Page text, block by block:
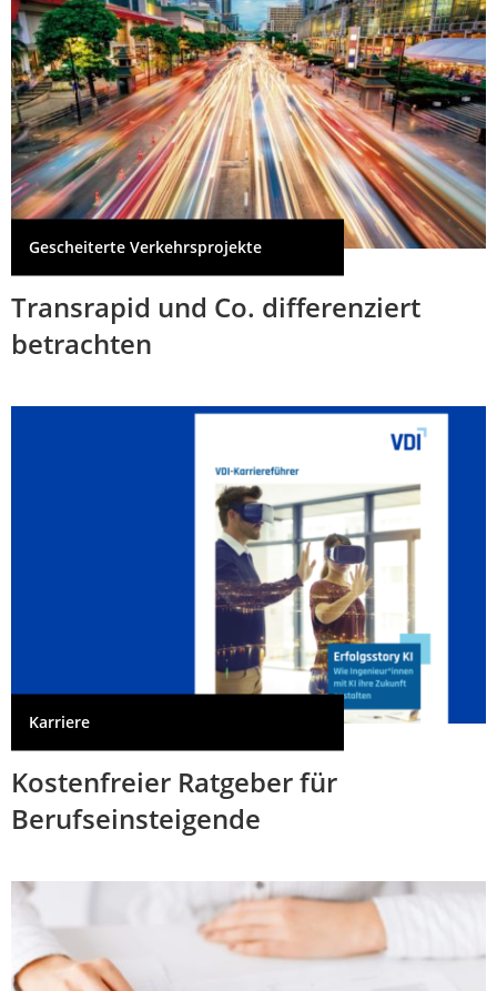
Gescheiterte Verkehrsprojekte
Transrapid und Co. differenziert
betrachten
Karriere
Kostenfreier Ratgeber für
Berufseinsteigende